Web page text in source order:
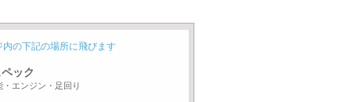
内の下記の場所に飛びます
ック
・エンジン・足回り